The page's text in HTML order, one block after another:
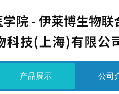
产品展示 公司